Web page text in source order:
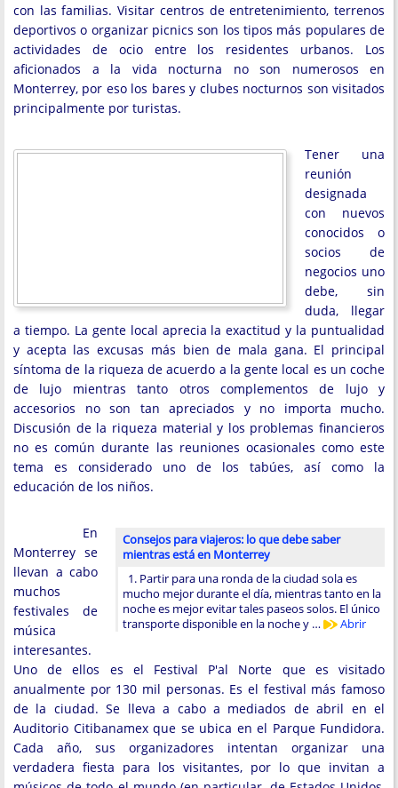
con las familias. Visitar centros de entretenimiento, terrenos
deportivos o organizar picnics son los tipos más populares de
actividades de ocio entre los residentes urbanos. Los
aficionados a la vida nocturna no son numerosos en
Monterrey, por eso los bares y clubes nocturnos son visitados
principalmente por turistas.
Tener una
reunión
designada
con nuevos
conocidos o
socios de
negocios uno
debe, sin
duda, llegar
a tiempo. La gente local aprecia la exactitud y la puntualidad
y acepta las excusas más bien de mala gana. El principal
síntoma de la riqueza de acuerdo a la gente local es un coche
de lujo mientras tanto otros complementos de lujo y
accesorios no son tan apreciados y no importa mucho.
Discusión de la riqueza material y los problemas financieros
no es común durante las reuniones ocasionales como este
tema es considerado uno de los tabúes, así como la
educación de los niños.
Consejos para viajeros: lo que debe saber
mientras está en Monterrey
1. Partir para una ronda de la ciudad sola es
mucho mejor durante el día, mientras tanto en la
noche es mejor evitar tales paseos solos. El único
transporte disponible en la noche y …
Abrir
En
Monterrey se
llevan a cabo
muchos
festivales de
música
interesantes.
Uno de ellos es el Festival P'al Norte que es visitado
anualmente por 130 mil personas. Es el festival más famoso
de la ciudad. Se lleva a cabo a mediados de abril en el
Auditorio Citibanamex que se ubica en el Parque Fundidora.
Cada año, sus organizadores intentan organizar una
verdadera fiesta para los visitantes, por lo que invitan a